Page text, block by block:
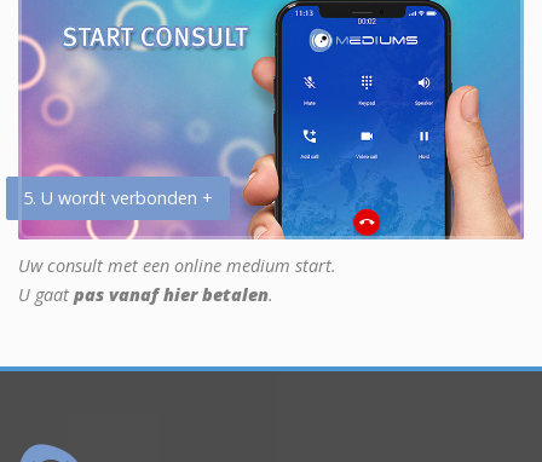
5. U wordt verbonden +
Uw consult met een online medium start.
U gaat pas vanaf hier betalen.